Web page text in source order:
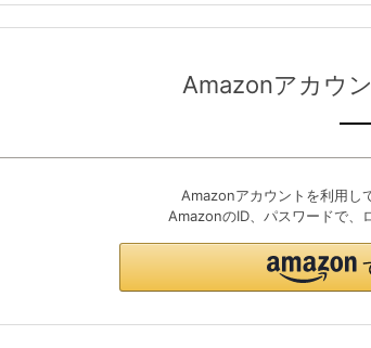
Amazonアカウ
Amazonアカウントを利用し
AmazonのID、パスワードで、